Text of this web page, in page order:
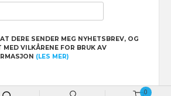
0
slik at du får en bedre kjøpsopplevelse og vi kan
cookies hovedsaklig til å lagre
hva du har puttet i handlekurven din. Fortsett å
du godtar dette.Les merellerendre innstillinger
DERE SENDER MEG NYHETSBREV, OG
VILKÅRENE FOR BRUK AV
(LES MER)